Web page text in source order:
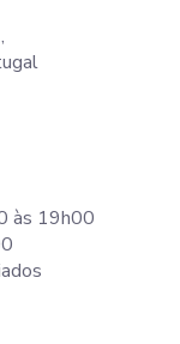
às 19h00